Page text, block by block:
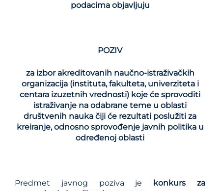
podacima objavljuju
POZIV
za izborakreditovanih naučno-istraživačkih
organizacija (instituta, fakulteta, univerziteta i
centara izuzetnih vrednosti) koje će sprovoditi
istraživanje na odabrane teme u oblasti
društvenih nauka čiji će rezultati poslužiti za
kreiranje, odnosno sprovođenje javnih politika u
određenoj oblasti
Predmet javnog poziva je konkurs za